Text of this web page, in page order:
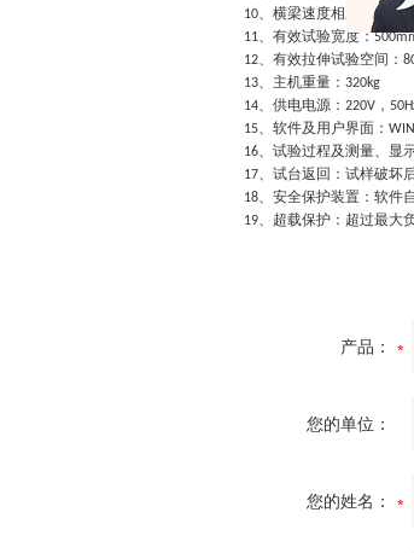
10、横梁速度相对误差：
11、有效试验宽度：
12、有效拉伸试验空间：
13、主机重量： 320kg
14、供电电源： 220V ，
15、软件及用户界面：
16、试验过程及测量、显
17、试台返回：试样破坏
18、安全保护装置：软件
19、超载保护：超过最大
产品：
您的单位：
您的姓名：